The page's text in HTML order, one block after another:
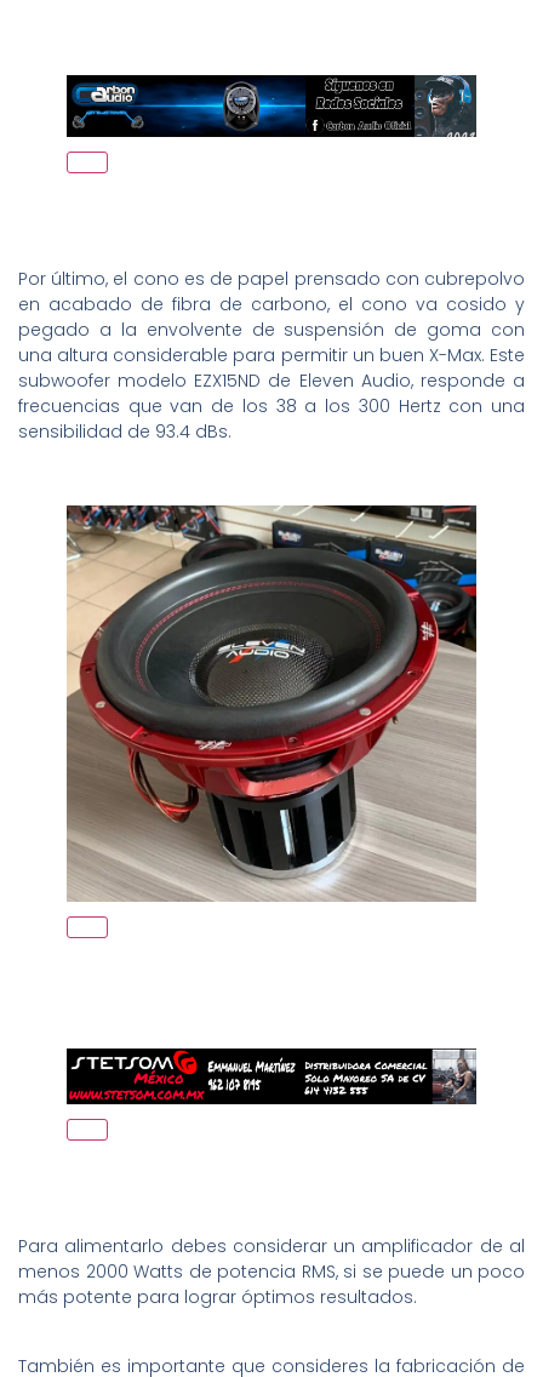
Por último, el cono es de papel prensado con cubrepolvo
en acabado de fibra de carbono, el cono va cosido y
pegado a la envolvente de suspensión de goma con
una altura considerable para permitir un buen X-Max. Este
subwoofer modelo EZX15ND de Eleven Audio, responde a
frecuencias que van de los 38 a los 300 Hertz con una
sensibilidad de 93.4 dBs.
Para alimentarlo debes considerar un amplificador de al
menos 2000 Watts de potencia RMS, si se puede un poco
más potente para lograr óptimos resultados.
También es importante que consideres la fabricación de